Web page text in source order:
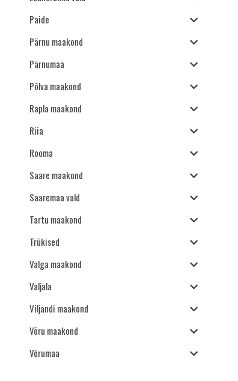
Paide
Pärnu maakond
Pärnumaa
Põlva maakond
Rapla maakond
Riia
Rooma
Saare maakond
Saaremaa vald
Tartu maakond
Trükised
Valga maakond
Valjala
Viljandi maakond
Võru maakond
Võrumaa